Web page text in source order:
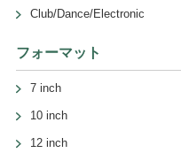
Club/Dance/Electronic
フォーマット
7 inch
10 inch
12 inch